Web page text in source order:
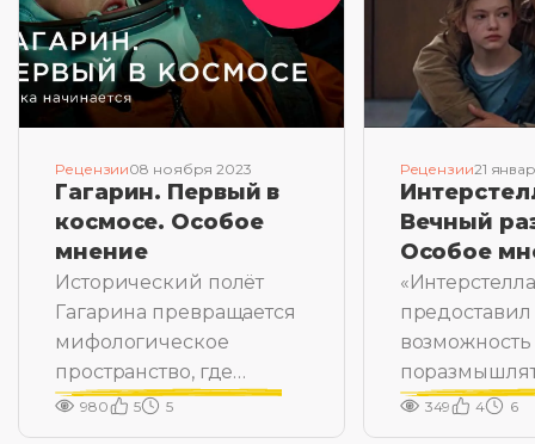
Рецензии08 ноября 2023
Гагарин. Первый в
космосе. Особое
мнение
Исторический полёт
Гагарина превращается
мифологическое
пространство, где
рождается Герой
980 5 5
Рецензии21
Вечный
Особое
предоставил
множестве
тем.
349 4 6